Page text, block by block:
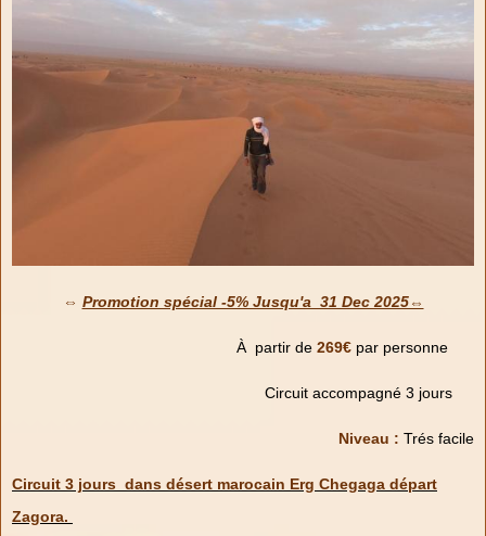
⇔ Promotion spécial -5% Jusqu'a 31 Dec 2025⇔
À partir de 269€ par personne
Circuit accompagné 3 jours
Niveau : Trés facile
Circuit 3 jours dans désert marocain Erg Chegaga départ
Zagora.